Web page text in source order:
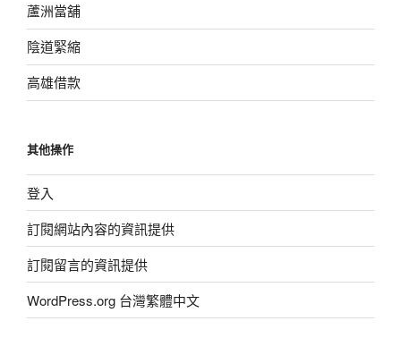
蘆洲當舖
陰道緊縮
高雄借款
其他操作
登入
訂閱網站內容的資訊提供
訂閱留言的資訊提供
WordPress.org 台灣繁體中文